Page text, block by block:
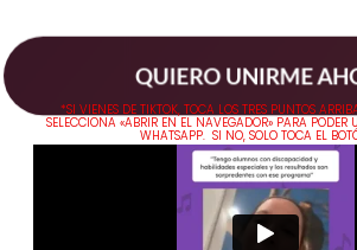
QUIERO UNIRME
*SI VIENES DE TIKTOK, TOCA LOS TRES PUNTOS
SELECCIONA «ABRIR EN EL NAVEGADOR» PARA PODER
WHATSAPP. SI NO, SOLO TOCA EL